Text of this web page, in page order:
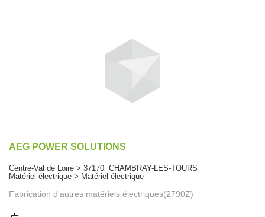
AEG POWER SOLUTIONS
Centre-Val de Loire > 37170 CHAMBRAY-LES-TOURS
Matériel électrique > Matériel électrique
Fabrication d'autres matériels électriques(2790Z)